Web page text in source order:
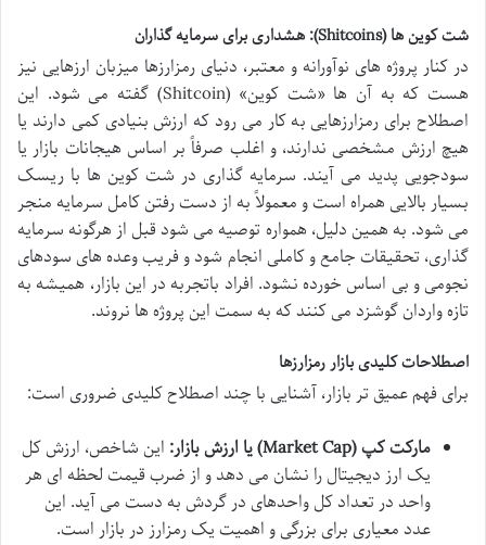
شت کوین ها (Shitcoins): هشداری برای سرمایه گذاران
در کنار پروژه های نوآورانه و معتبر، دنیای رمزارزها میزبان ارزهایی نیز
هست که به آن ها «شت کوین» (Shitcoin) گفته می شود. این
اصطلاح برای رمزارزهایی به کار می رود که ارزش بنیادی کمی دارند یا
هیچ ارزش مشخصی ندارند، و اغلب صرفاً بر اساس هیجانات بازار یا
سودجویی پدید می آیند. سرمایه گذاری در شت کوین ها با ریسک
بسیار بالایی همراه است و معمولاً به از دست رفتن کامل سرمایه منجر
می شود. به همین دلیل، همواره توصیه می شود قبل از هرگونه سرمایه
گذاری، تحقیقات جامع و کاملی انجام شود و فریب وعده های سودهای
نجومی و بی اساس خورده نشود. افراد باتجربه در این بازار، همیشه به
تازه واردان گوشزد می کنند که به سمت این پروژه ها نروند.
اصطلاحات کلیدی بازار رمزارزها
برای فهم عمیق تر بازار، آشنایی با چند اصطلاح کلیدی ضروری است:
مارکت کپ (Market Cap) یا ارزش بازار:
این شاخص، ارزش کل
یک ارز دیجیتال را نشان می دهد و از ضرب قیمت لحظه ای هر
واحد در تعداد کل واحدهای در گردش به دست می آید. این
عدد معیاری برای بزرگی و اهمیت یک رمزارز در بازار است.